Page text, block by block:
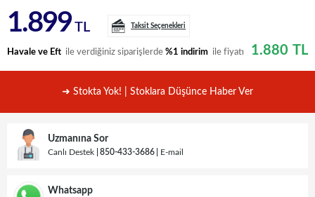
1.899 TL Taksit Seçenekleri
Havale ve Eft ile verdiğiniz siparişlerde %1 indirim ile fiyatı 1.880 TL
➜ Stokta Yok! | Stoklara Düşünce Haber Ver
Uzmanına Sor
Canlı Destek 850-433-3686 E-mail
Whatsapp